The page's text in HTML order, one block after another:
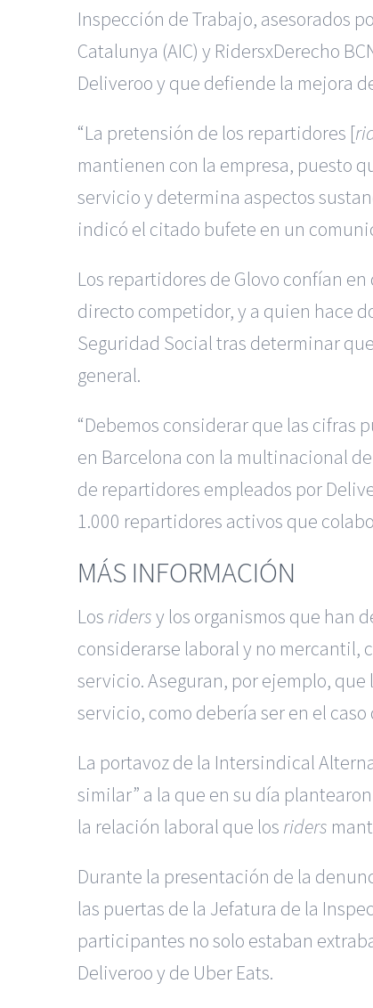
Inspección de Trabajo, asesorados
Catalunya (AIC) y RidersxDerecho
Deliveroo y que defiende la mejora
“La pretensión de los repartidores [
mantienen con la empresa, puesto
servicio y determina aspectos
indicó el citado bufete en un
Los repartidores de Glovo confían
directo competidor, y a quien hace
Seguridad Social tras determinar
general.
“Debemos considerar que las cifras
en Barcelona con la multinacional
de repartidores empleados por
1.000 repartidores activos que
MÁS INFORMACIÓN
Los ridersy los organismos que han
considerarse laboral y no mercantil,
servicio. Aseguran, por ejemplo,
servicio, como debería ser en el
La portavoz de la Intersindical
similar” a la que en su día
la relación laboral que los riders
Durante la presentación de la
las puertas de la Jefatura de la
participantes no solo estaban
Deliveroo y de Uber Eats.